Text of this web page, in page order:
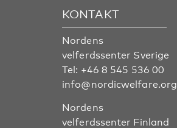
KONTAKT
Nordens
velferdssenter Sverige
Tel: +46 8 545 536 00
info@nordicwelfare.org
Nordens
velferdssenter Finland